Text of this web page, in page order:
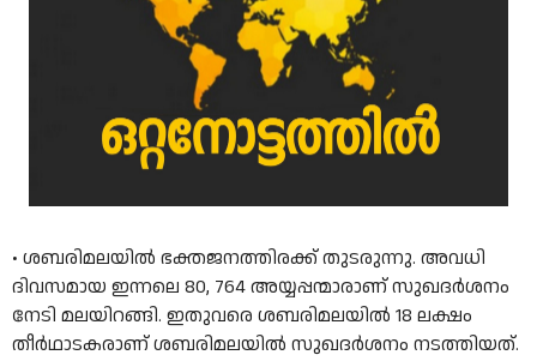
• ശബരിമലയിൽ ഭക്തജനത്തിരക്ക് തുടരുന്നു. അവധി
ദിവസമായ ഇന്നലെ 80, 764 അയ്യപ്പന്മാരാണ് സുഖദർശനം
നേടി മലയിറങ്ങി. ഇതുവരെ ശബരിമലയിൽ 18 ലക്ഷം
തീര്‍ഥാടകരാണ് ശബരിമലയില്‍ സുഖദര്‍ശനം നടത്തിയത്.